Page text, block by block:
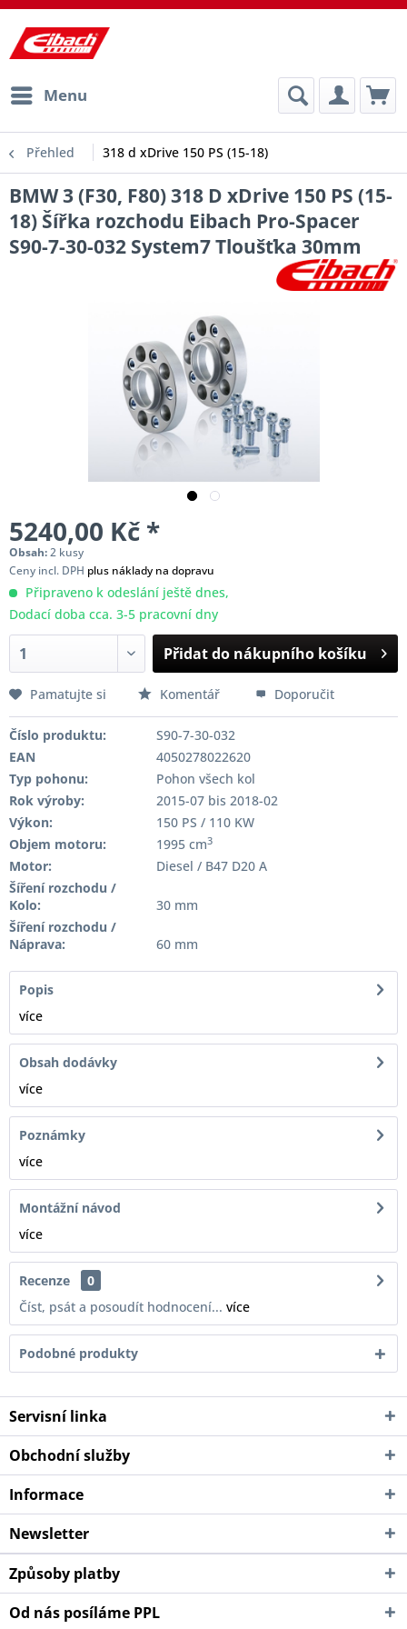
Menu
Přehled 318 d xDrive 150 PS (15-18)
BMW 3 (F30, F80) 318 D xDrive 150 PS (15-
18) Šířka rozchodu Eibach Pro-Spacer
S90-7-30-032 System7 Tloušťka 30mm
5240,00 Kč *
Obsah:2 kusy
Ceny incl. DPH plus náklady na dopravu
Připraveno k odeslání ještě dnes,
Dodací doba cca. 3-5 pracovní dny
Přidat do nákupního košíku
Pamatujte si Komentář Doporučit
Číslo produktu:
S90-7-30-032
EAN
4050278022620
Typ pohonu:
Pohon všech kol
Rok výroby:
2015-07 bis 2018-02
Výkon:
150 PS / 110 KW
Objem motoru:
1995 cm3
Motor:
Diesel / B47 D20 A
Šíření rozchodu /
Kolo:
30 mm
Šíření rozchodu /
Náprava:
60 mm
Popis
více
Obsah dodávky
více
Poznámky
více
Montážní návod
více
Recenze
0
Číst, psát a posoudít hodnocení... více
Podobné produkty
Servisní linka
Obchodní služby
Informace
Newsletter
Způsoby platby
Od nás posíláme PPL